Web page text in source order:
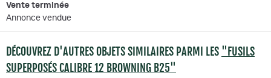
Vente terminée
Annonce vendue
DÉCOUVREZ D'AUTRES OBJETS SIMILAIRES PARMI LES "FUSILS
SUPERPOSÉS CALIBRE 12 BROWNING B25"